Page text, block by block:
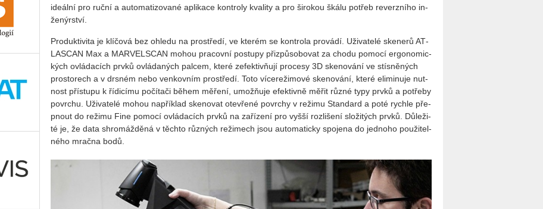
ide­ál­ní pro ruční a au­to­ma­ti­zo­va­né apli­ka­ce kon­t­ro­ly kva­li­ty a pro ši­ro­kou škálu po­třeb re­verz­ní­ho in­
že­nýr­ství.
Pro­duk­ti­vi­ta je klí­čo­vá bez ohle­du na pro­stře­dí, ve kte­rém se kon­t­ro­la pro­vá­dí. Uži­va­te­lé ske­ne­rů AT­
LAS­CAN Max a MAR­VEL­SCAN mohou pra­cov­ní po­stu­py při­způ­so­bo­vat za chodu po­mo­cí er­go­no­mic­
kých ovlá­da­cích prvků ovlá­da­ných pal­cem, které ze­fek­tivňují pro­ce­sy 3D ske­no­vá­ní ve stís­ně­ných
pro­sto­rech a v drs­ném nebo ven­kov­ním pro­stře­dí. Toto ví­ce­re­ži­mo­vé ske­no­vá­ní, které eli­mi­nu­je nut­
nost pří­stu­pu k ří­di­cí­mu po­čí­ta­či během mě­ře­ní, umo­ž­ňuje efek­tiv­ně měřit různé typy prvků a po­tře­by
po­vrchu. Uži­va­te­lé mohou na­pří­klad ske­no­vat ote­vře­né po­vrchy v re­ži­mu Stan­dard a poté rych­le pře­
pnout do re­ži­mu Fine po­mo­cí ovlá­da­cích prvků na za­ří­ze­ní pro vyšší roz­li­še­ní slo­ži­tých prvků. Dů­le­ži­
té je, že data shro­máž­dě­ná v těch­to růz­ných re­ži­mech jsou au­to­ma­tic­ky spo­je­na do jed­no­ho po­u­ži­tel­
né­ho mrač­na bodů.